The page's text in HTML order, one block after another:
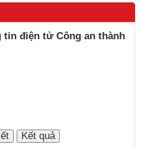
điện tử Công an thành